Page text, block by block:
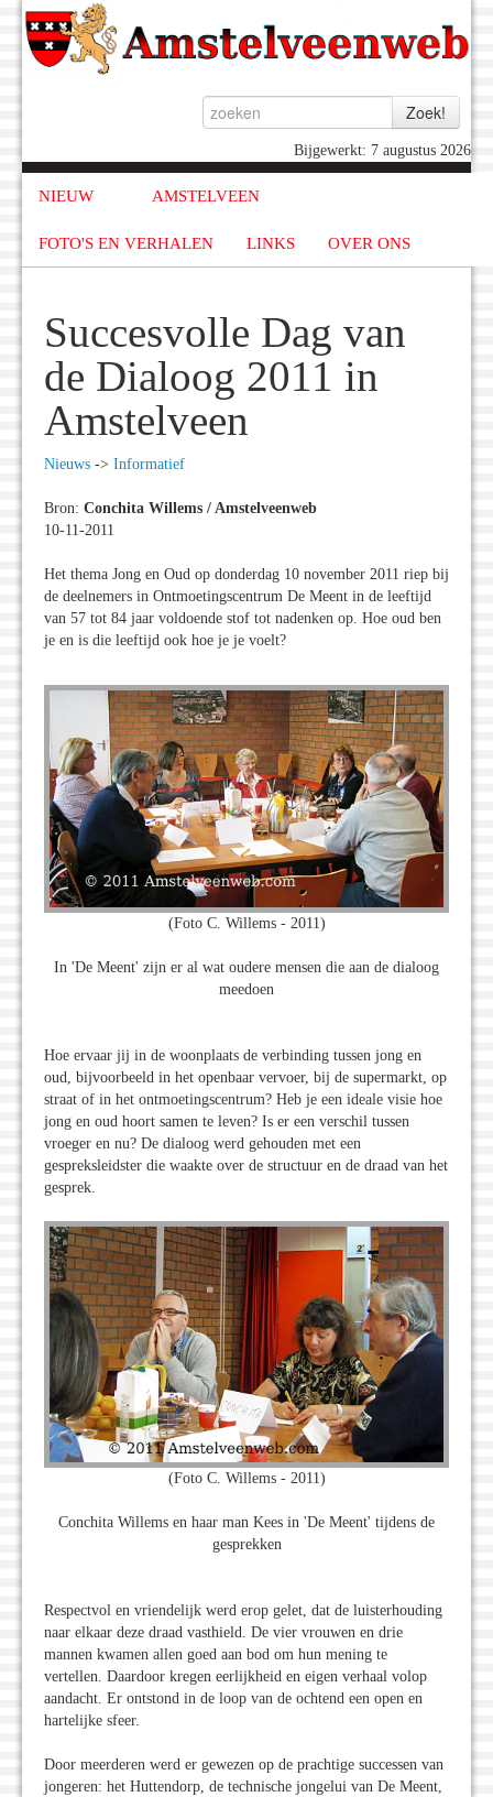
Bijgewerkt: 7 augustus 2026
NIEUW AMSTELVEEN
FOTO'S EN VERHALEN LINKS OVER ONS
Succesvolle Dag van
de Dialoog 2011 in
Amstelveen
Nieuws -> Informatief
Bron: Conchita Willems / Amstelveenweb
10-11-2011
Het thema Jong en Oud op donderdag 10 november 2011 riep bij
de deelnemers in Ontmoetingscentrum De Meent in de leeftijd
van 57 tot 84 jaar voldoende stof tot nadenken op. Hoe oud ben
je en is die leeftijd ook hoe je je voelt?
(Foto C. Willems - 2011)
In 'De Meent' zijn er al wat oudere mensen die aan de dialoog
meedoen
Hoe ervaar jij in de woonplaats de verbinding tussen jong en
oud, bijvoorbeeld in het openbaar vervoer, bij de supermarkt, op
straat of in het ontmoetingscentrum? Heb je een ideale visie hoe
jong en oud hoort samen te leven? Is er een verschil tussen
vroeger en nu? De dialoog werd gehouden met een
gespreksleidster die waakte over de structuur en de draad van het
gesprek.
(Foto C. Willems - 2011)
Conchita Willems en haar man Kees in 'De Meent' tijdens de
gesprekken
Respectvol en vriendelijk werd erop gelet, dat de luisterhouding
naar elkaar deze draad vasthield. De vier vrouwen en drie
mannen kwamen allen goed aan bod om hun mening te
vertellen. Daardoor kregen eerlijkheid en eigen verhaal volop
aandacht. Er ontstond in de loop van de ochtend een open en
hartelijke sfeer.
Door meerderen werd er gewezen op de prachtige successen van
jongeren: het Huttendorp, de technische jongelui van De Meent,